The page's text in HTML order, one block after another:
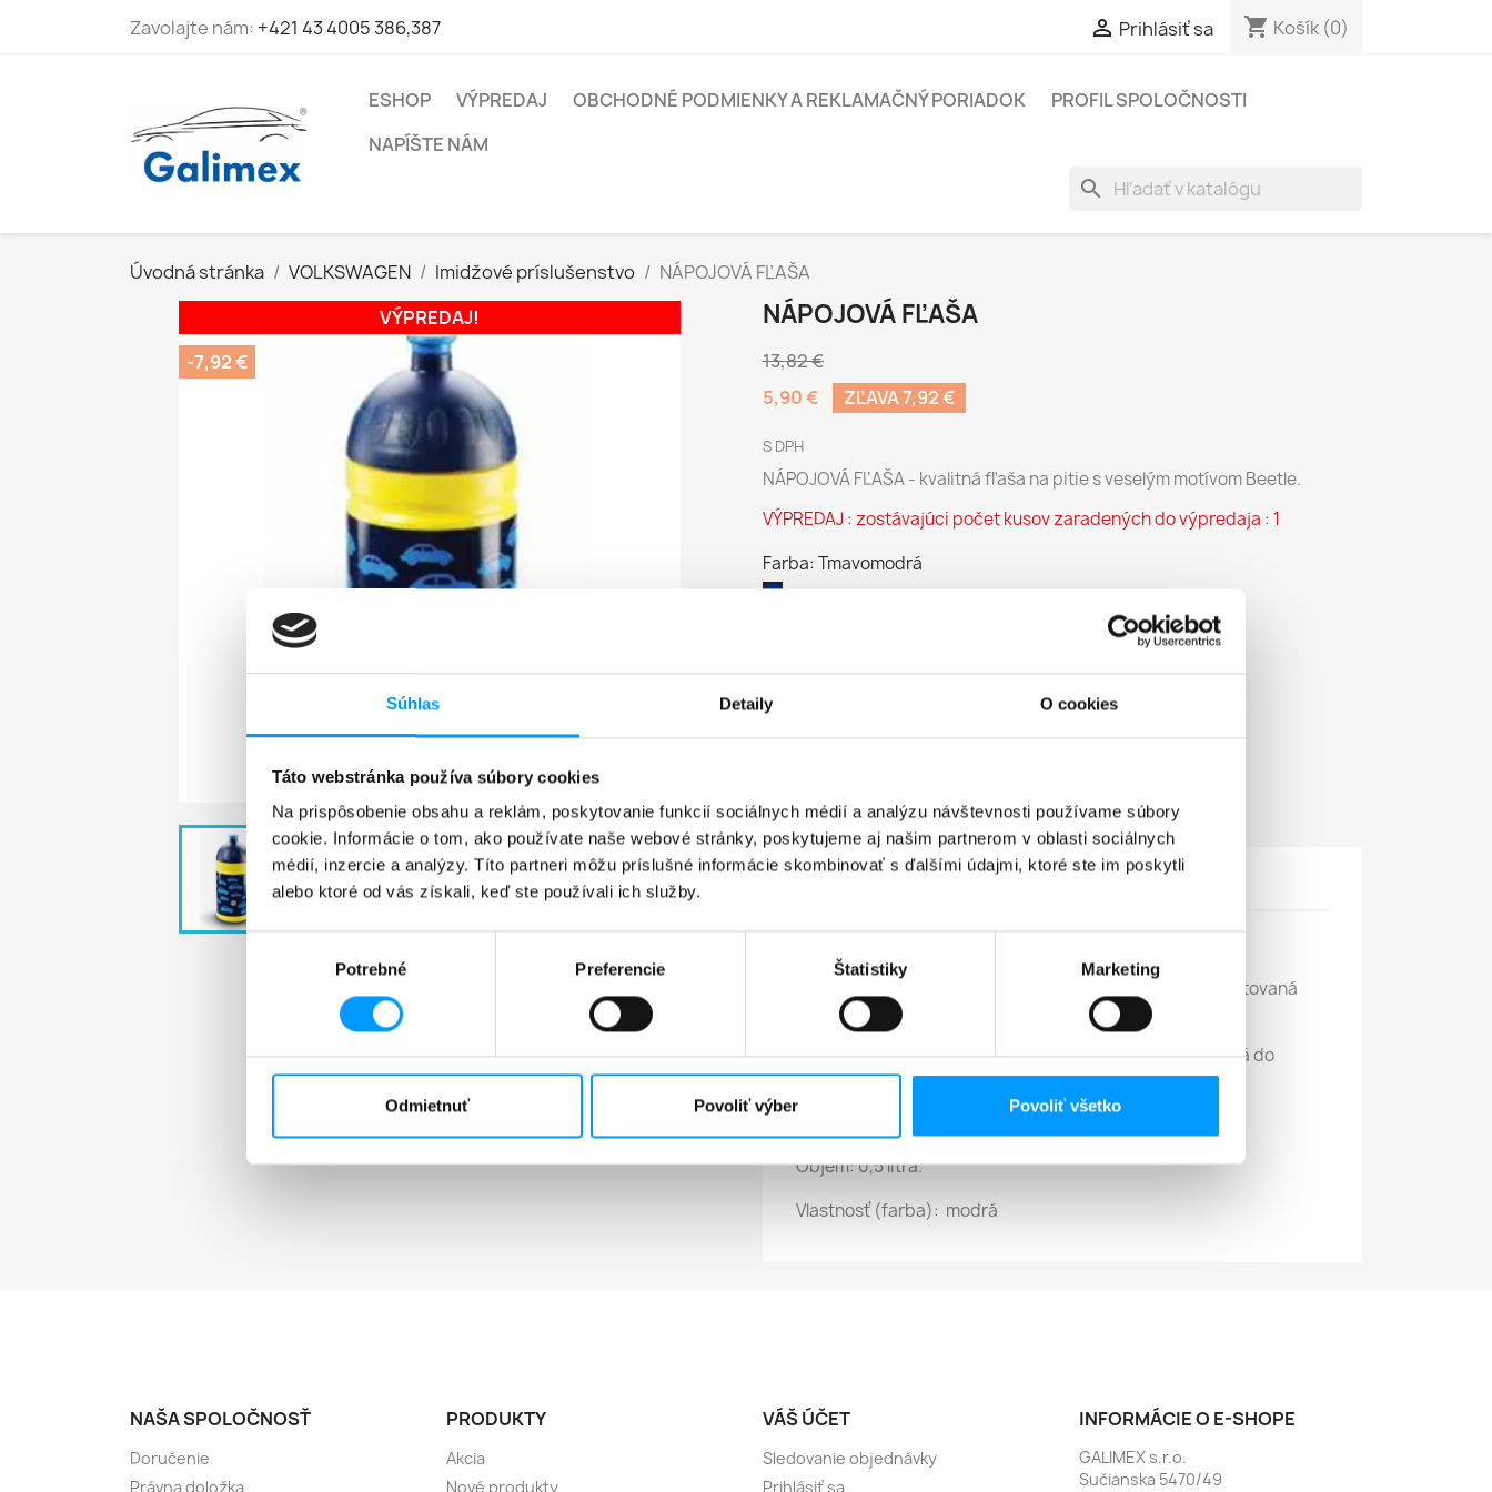
Súhlas Detaily O cookies
Táto webstránka používa súbory cookies
Na prispôsobenie obsahu a reklám, poskytovanie funkcií sociálnych médií a analýzu návštevnosti používame súbory
cookie. Informácie o tom, ako používate naše webové stránky, poskytujeme aj našim partnerom v oblasti sociálnych
médií, inzercie a analýzy. Títo partneri môžu príslušné informácie skombinovať s ďalšími údajmi, ktoré ste im poskytli
alebo ktoré od vás získali, keď ste používali ich služby.
Potrebné Preferencie Štatistiky Marketing
Odmietnuť Povoliť výber Povoliť všetko
Zavolajte nám: +421 43 4005 386,387  Prihlásiť sa shopping_cart Košík (0)
ESHOP VÝPREDAJ OBCHODNÉ PODMIENKY A REKLAMAČNÝ PORIADOK
PROFIL SPOLOČNOSTI
NAPÍŠTE NÁM
search
Úvodná stránka VOLKSWAGEN Imidžové príslušenstvo
NÁPOJOVÁ FĽAŠA
VÝPREDAJ!
-7,92 €
NÁPOJOVÁ FĽAŠA
13,82 €
5,90 €
ZĽAVA 7,92 €
S DPH
NÁPOJOVÁ FĽAŠA - kvalitná fľaša na pitie s veselým motívom Beetle.
VÝPREDAJ : zostávajúci počet kusov zaradených do výpredaja : 1
Farba: Tmavomodrá
Tmavomodrá
VLOŽIŤ DO KOŠÍKA
Vyrobená z plastu bez škodlivín a bez zmäkčovadla (testovaná
LGA) a bisfenolu A (BPA).
Flaša je bez chuti a zápachu po umelej hmote a je vhodná do
umývačky riadu.
Objem: 0,5 litra.
Vlastnosť (farba): modrá
NAŠA SPOLOČNOSŤ
Doručenie
Právna doložka
PRODUKTY
Akcia
Nové produkty
VÁŠ ÚČET
Sledovanie objednávky
Prihlásiť sa
INFORMÁCIE O E-SHOPE
GALIMEX s.r.o.
Sučianska 5470/49